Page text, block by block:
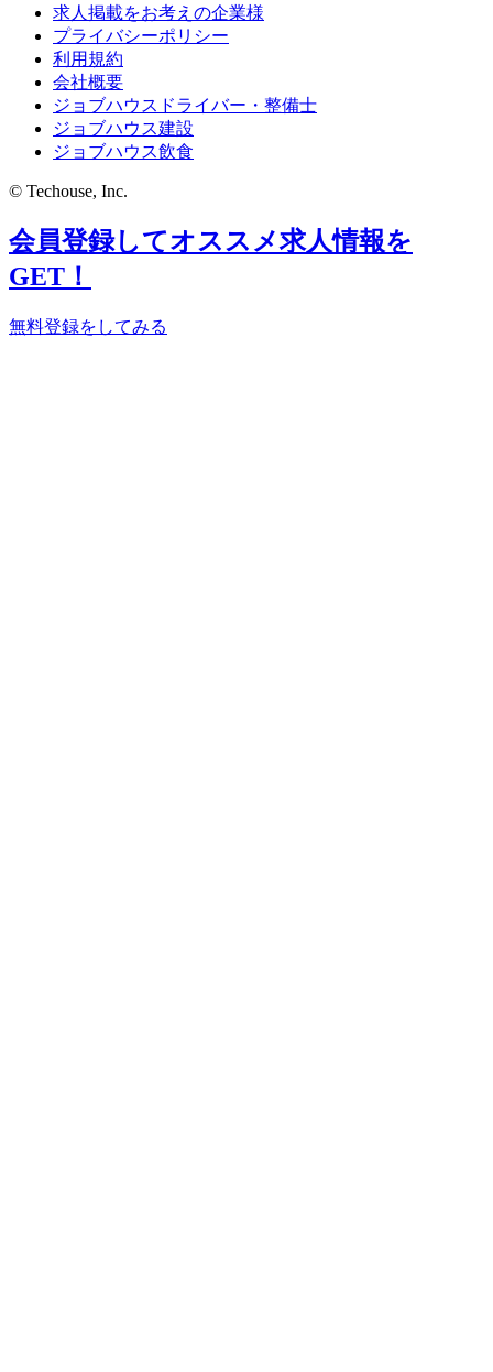
求人掲載をお考えの企業様
プライバシーポリシー
利用規約
会社概要
ジョブハウスドライバー・整備士
ジョブハウス建設
ジョブハウス飲食
© Techouse, Inc.
会員登録してオススメ求人情報を
GET！
無料登録をしてみる